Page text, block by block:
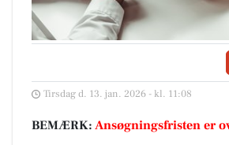
Tirsdag d. 13. jan. 2026 - kl. 11:08
BEMÆRK: Ansøgningsfristen er